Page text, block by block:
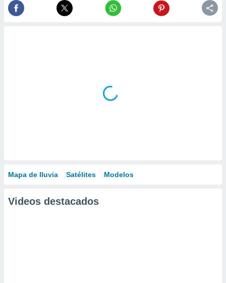
Mapa de lluvia Satélites Modelos
Videos destacados